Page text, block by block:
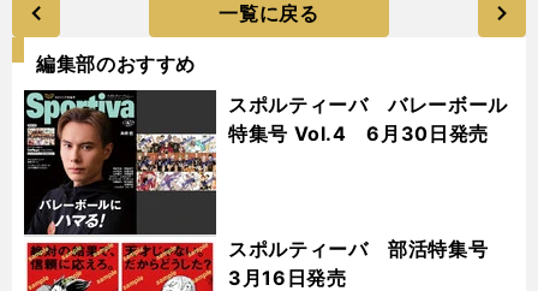
一覧に戻る
編集部のおすすめ
スポルティーバ バレーボール
特集号 Vol.4 6月30日発売
スポルティーバ 部活特集号
3月16日発売